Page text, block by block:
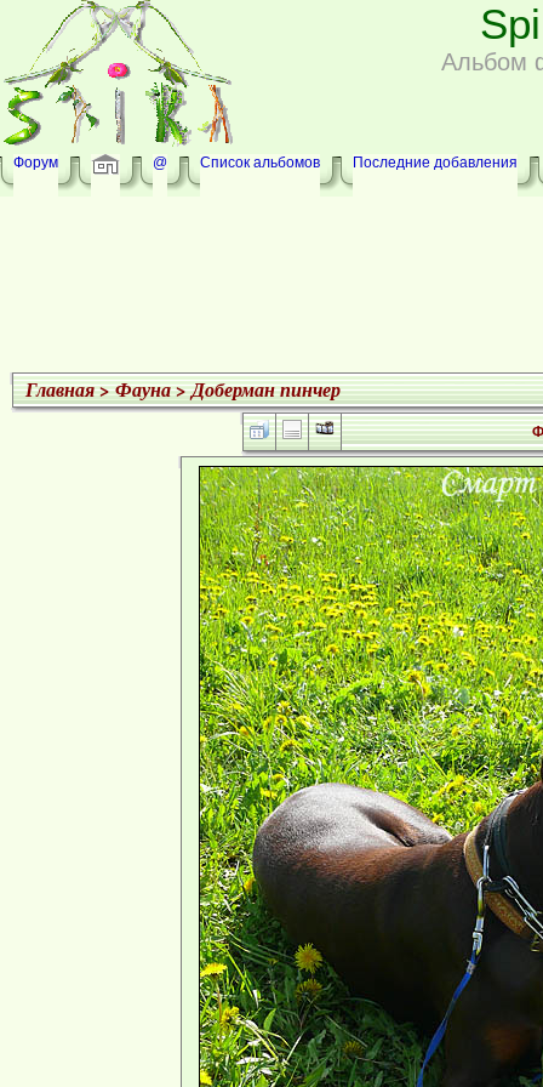
Альбом
Форум @ Список альбомов Последние добавления
Главная>Фауна>Доберман пинчер